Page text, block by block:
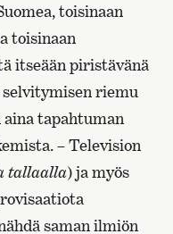
toisinaan
toisinaan
itseään piristävänä
selvitymisen riemu
tapahtuman
– Television
tallaalla) ja myös
saman ilmiön